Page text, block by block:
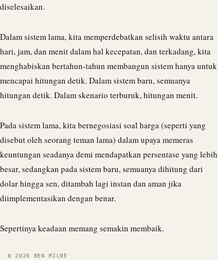
diselesaikan.
Dalam sistem lama, kita memperdebatkan selisih waktu antara
hari, jam, dan menit dalam hal kecepatan, dan terkadang, kita
menghabiskan bertahun-tahun membangun sistem hanya untuk
mencapai hitungan detik. Dalam sistem baru, semuanya
hitungan detik. Dalam skenario terburuk, hitungan menit.
Pada sistem lama, kita bernegosiasi soal harga (seperti yang
disebut oleh seorang teman lama) dalam upaya memeras
keuntungan seadanya demi mendapatkan persentase yang lebih
besar, sedangkan pada sistem baru, semuanya dihitung dari
dolar hingga sen, ditambah lagi instan dan aman jika
diimplementasikan dengan benar.
Sepertinya keadaan memang semakin membaik.
© 2026 BEN MILNE